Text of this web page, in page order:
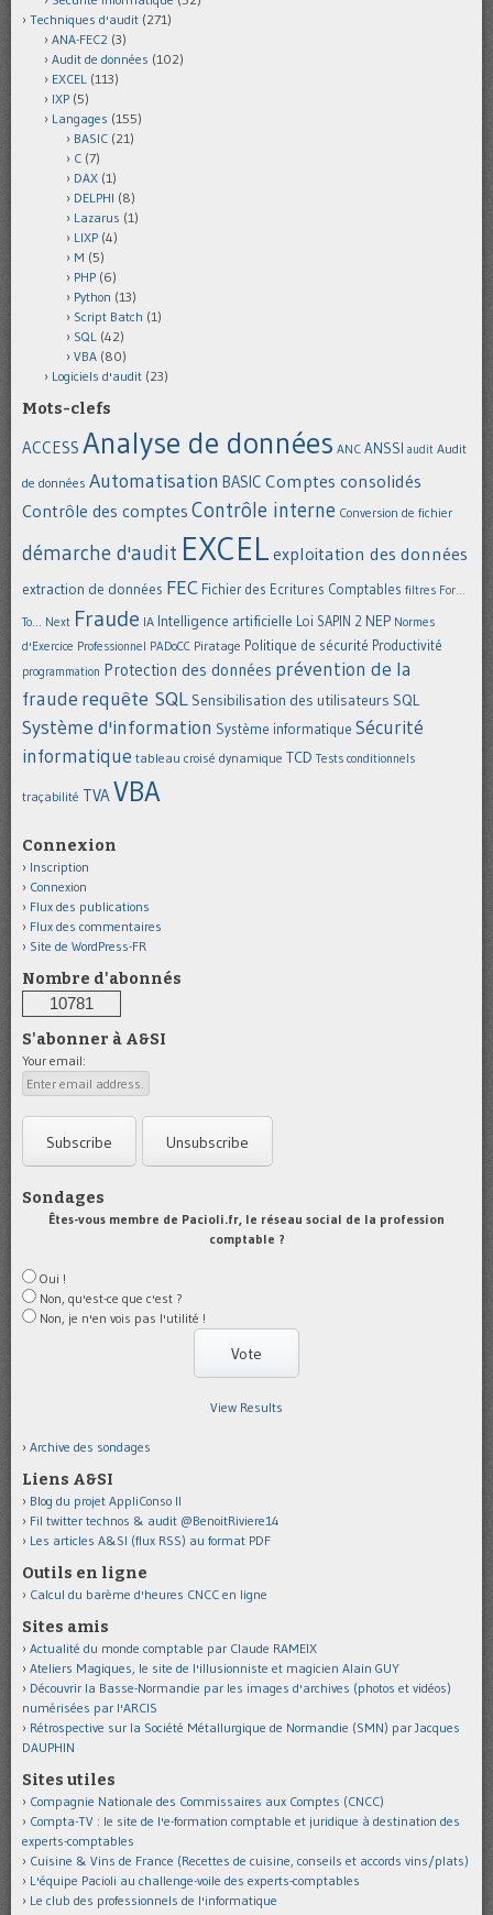
Techniques d'audit (271)
ANA-FEC2 (3)
Audit de données (102)
EXCEL (113)
IXP (5)
Langages (155)
BASIC (21)
C (7)
DAX (1)
DELPHI (8)
Lazarus (1)
LIXP (4)
M (5)
PHP (6)
Python (13)
Script Batch (1)
SQL (42)
VBA (80)
Logiciels d'audit (23)
Mots-clefs
ACCESS Analyse de données ANC ANSSI audit Audit
de données Automatisation BASIC Comptes consolidés
Contrôle des comptes Contrôle interne Conversion de fichier
démarche d'audit EXCEL exploitation des données
extraction de données FEC Fichier des Ecritures Comptables filtres For...
To... Next Fraude IA Intelligence artificielle Loi SAPIN 2 NEP Normes
d'Exercice Professionnel PADoCC Piratage Politique de sécurité Productivité
programmation Protection des données prévention de la
fraude requête SQL Sensibilisation des utilisateurs SQL
Système d'information Système informatique Sécurité
informatique tableau croisé dynamique TCD Tests conditionnels
traçabilité TVAVBA
Connexion
Inscription
Connexion
Flux des publications
Flux des commentaires
Site de WordPress-FR
Nombre d'abonnés
10781
S'abonner à A&SI
Your email:
Sondages
Êtes-vous membre de Pacioli.fr, le réseau social de la profession
comptable ?
Oui !
Non, qu'est-ce que c'est ?
Non, je n'en vois pas l'utilité !
View Results
Archive des sondages
Liens A&SI
Blog du projet AppliConso II
Fil twitter technos & audit @BenoitRiviere14
Les articles A&SI (flux RSS) au format PDF
Outils en ligne
Calcul du barème d'heures CNCC en ligne
Sites amis
Actualité du monde comptable par Claude RAMEIX
Ateliers Magiques, le site de l'illusionniste et magicien Alain GUY
Découvrir la Basse-Normandie par les images d'archives (photos et vidéos)
numérisées par l'ARCIS
Rétrospective sur la Société Métallurgique de Normandie (SMN) par Jacques
DAUPHIN
Sites utiles
Compagnie Nationale des Commissaires aux Comptes (CNCC)
Compta-TV : le site de l'e-formation comptable et juridique à destination des
experts-comptables
Cuisine & Vins de France (Recettes de cuisine, conseils et accords vins/plats)
L'équipe Pacioli au challenge-voile des experts-comptables
Le club des professionnels de l'informatique